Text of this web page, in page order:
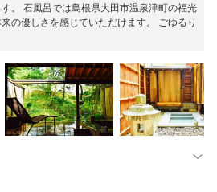
。 石風呂では島根県大田市温泉津町の福光
の優しさを感じていただけます。 ごゆるり